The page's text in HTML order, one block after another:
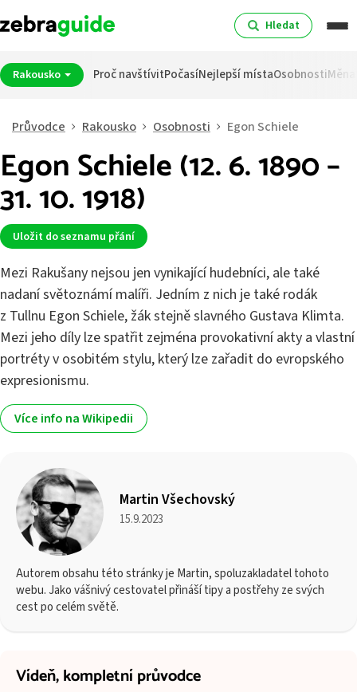
Hledat
Rakousko Proč navštívitPočasíNejlepší místaOsobnostiMěna
Průvodce Rakousko Osobnosti Egon Schiele
Egon Schiele (12. 6. 1890 –
31. 10. 1918)
Uložit do seznamu přání
Mezi Rakušany nejsou jen vynikající hudebníci, ale také
nadaní světoznámí malíři. Jedním z nich je také rodák
z Tullnu Egon Schiele, žák stejně slavného Gustava Klimta.
Mezi jeho díly lze spatřit zejména provokativní akty a vlastní
portréty v osobitém stylu, který lze zařadit do evropského
expresionismu.
Více info na Wikipedii
Martin Všechovský
15.9.2023
Autorem obsahu této stránky je Martin, spoluzakladatel tohoto
webu. Jako vášnivý cestovatel přináší tipy a postřehy ze svých
cest po celém světě.
Vídeň,kompletní průvodce